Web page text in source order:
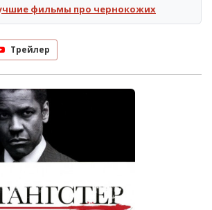
фильмы про чернокожих
Трейлер